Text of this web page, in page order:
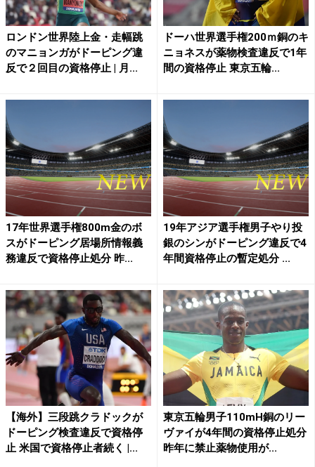
ロンドン世界陸上金・走幅跳
のマニョンガがドーピング違
反で２回目の資格停止 | 月...
ドーハ世界選手権200ｍ銅のキ
ニョネスが薬物検査違反で1年
間の資格停止 東京五輪...
17年世界選手権800m金のボ
スがドーピング居場所情報義
務違反で資格停止処分 昨...
19年アジア選手権男子やり投
銀のシンがドーピング違反で4
年間資格停止の暫定処分 ...
【海外】三段跳クラドックが
ドーピング検査違反で資格停
止 米国で資格停止者続く |...
東京五輪男子110mH銅のリー
ヴァイが4年間の資格停止処分
昨年に禁止薬物使用が...